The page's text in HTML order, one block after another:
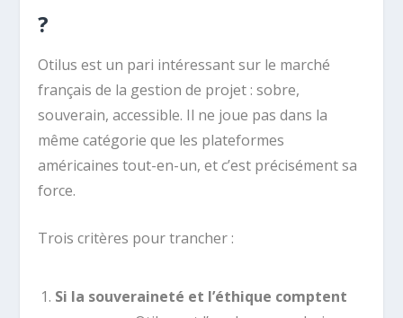
?
Otilus est un pari intéressant sur le marché
français de la gestion de projet : sobre,
souverain, accessible. Il ne joue pas dans la
même catégorie que les plateformes
américaines tout-en-un, et c’est précisément sa
force.
Trois critères pour trancher :
Si la souveraineté et l’éthique comptent